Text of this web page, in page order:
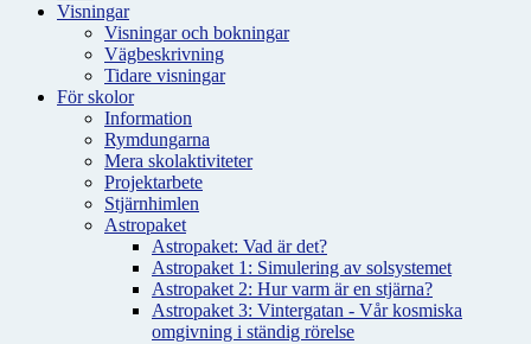
Visningar
Visningar och bokningar
Vägbeskrivning
Tidare visningar
För skolor
Information
Rymdungarna
Mera skolaktiviteter
Projektarbete
Stjärnhimlen
Astropaket
Astropaket: Vad är det?
Astropaket 1: Simulering av solsystemet
Astropaket 2: Hur varm är en stjärna?
Astropaket 3: Vintergatan - Vår kosmiska
omgivning i ständig rörelse